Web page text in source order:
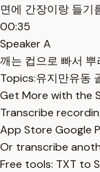
면에 간장이랑 들기
00:35
Speaker A
깨는 컵으로 빠서
Topics:유지만유동
Get More with the
Transcribe
App Store Google
Or transcribe
Free tools: TXT to